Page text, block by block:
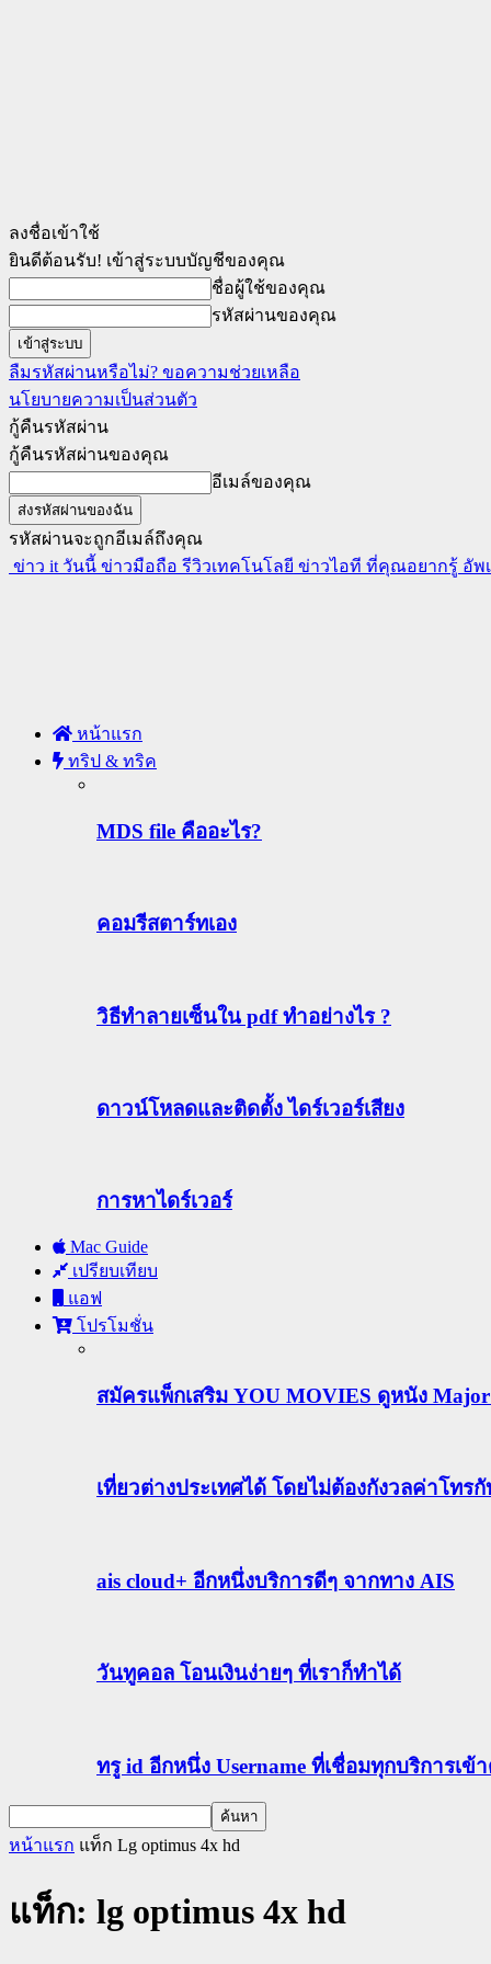
ลงชื่อเข้าใช้
ยินดีต้อนรับ! เข้าสู่ระบบบัญชีของคุณ
ชื่อผู้ใช้ของคุณ
รหัสผ่านของคุณ
ลืมรหัสผ่านหรือไม่? ขอความช่วยเหลือ
นโยบายความเป็นส่วนตัว
กู้คืนรหัสผ่าน
กู้คืนรหัสผ่านของคุณ
อีเมล์ของคุณ
รหัสผ่านจะถูกอีเมล์ถึงคุณ
ข่าว it วันนี้ ข่าวมือถือ รีวิวเทคโนโลยี ข่าวไอที ที่คุณอยากรู้ อัพ
หน้าแรก
ทริป & ทริค
MDS file คืออะไร?
คอมรีสตาร์ทเอง
วิธีทําลายเซ็นใน pdf ทำอย่างไร ?
ดาวน์โหลดและติดตั้ง ไดร์เวอร์เสียง
การหาไดร์เวอร์
Mac Guide
เปรียบเทียบ
แอฟ
โปรโมชั่น
สมัครแพ็กเสริม YOU MOVIES ดูหนัง
เที่ยวต่างประเทศได้ โดยไม่ต้องกังวลค่าโทร
ais cloud+ อีกหนึ่งบริการดีๆ จากทาง AIS
วันทูคอล โอนเงินง่ายๆ ที่เราก็ทำได้
ทรู id อีกหนึ่ง Username ที่เชื่อมทุกบริการเข้
หน้าแรก แท็ก Lg optimus 4x hd
แท็ก: lg optimus 4x hd